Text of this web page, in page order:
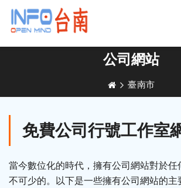
公司網站
臺南市
免費公司行號工作室
當今數位化的時代，擁有公司網站對於
不可少的。以下是一些擁有公司網站的主